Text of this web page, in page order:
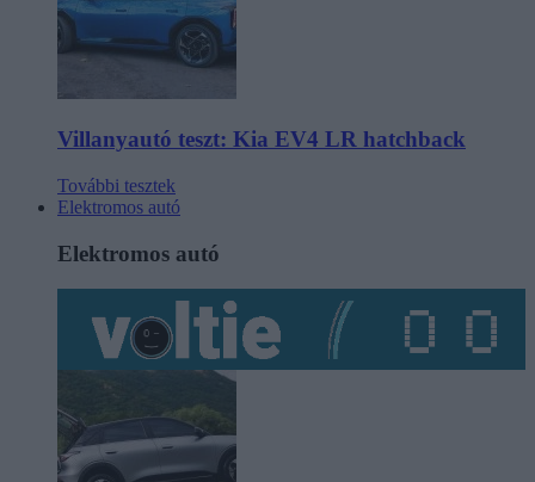
Villanyautó teszt: Kia EV4 LR hatchback
További tesztek
Elektromos autó
Elektromos autó